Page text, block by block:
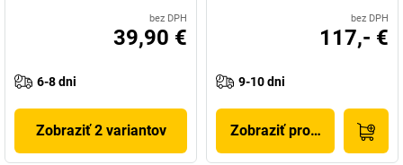
bez DPH
39,90 €
6-8 dni
Zobraziť 2 variantov
bez DPH
117,- €
9-10 dni
Zobraziť produkt